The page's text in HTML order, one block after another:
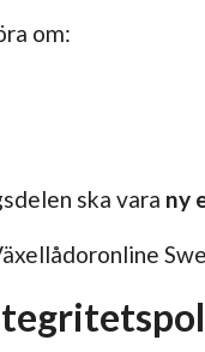
om:
ska vara ny